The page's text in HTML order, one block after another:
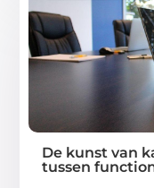
De kunst van
tussen